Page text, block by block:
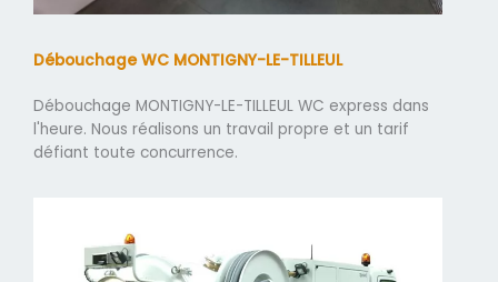
Débouchage WC MONTIGNY-LE-TILLEUL
Débouchage MONTIGNY-LE-TILLEUL WC express dans
l'heure. Nous réalisons un travail propre et un tarif
défiant toute concurrence.